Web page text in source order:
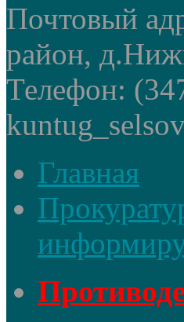
Почтовый
район,
Телефон:
Главная